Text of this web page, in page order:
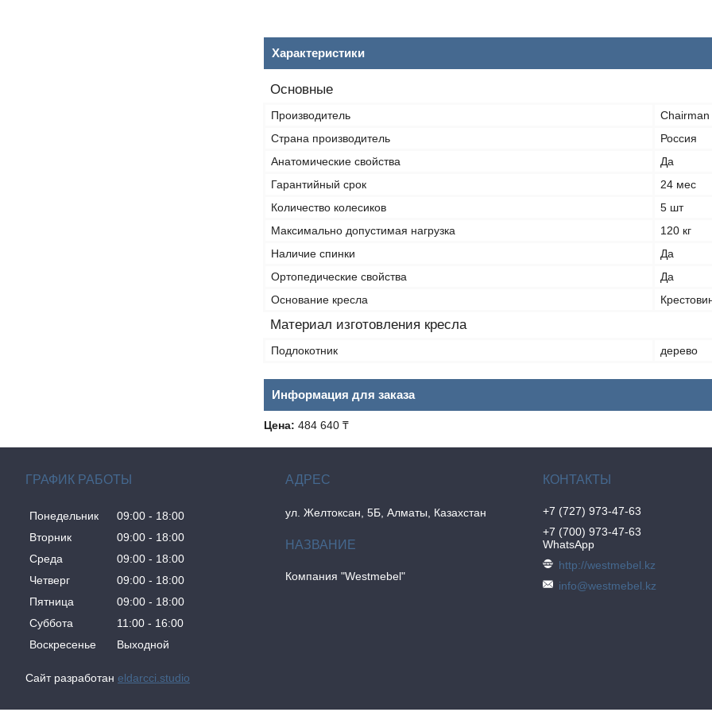
Характеристики
Основные
Производитель
Chairman
Страна производитель
Россия
Анатомические свойства
Да
Гарантийный срок
24 мес
Количество колесиков
5 шт
Максимально допустимая нагрузка
120 кг
Наличие спинки
Да
Ортопедические свойства
Да
Основание кресла
Материал изготовления кресла
Подлокотник дерево
Информация для заказа
Цена: 484 640 ₸
ГРАФИК РАБОТЫ
Понедельник 09:00
18:00
Вторник
09:00
18:00
Среда
09:00
18:00
Четверг
09:00
18:00
Пятница
09:00
18:00
Суббота
11:00
16:00
Воскресенье
Выходной
ул. Желтоксан, 5Б, Алматы, Казахстан
Компания "Westmebel"
+7 (727) 973-47-63
+7 (700) 973-47-63
WhatsApp
http://westmebel.kz
info@westmebel.kz
Сайт разработан eldarcci.studio